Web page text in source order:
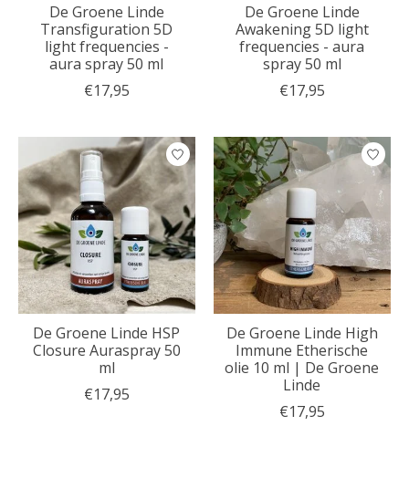
De Groene Linde
Transfiguration 5D
light frequencies -
aura spray 50 ml
€17,95
De Groene Linde
Awakening 5D light
frequencies - aura
spray 50 ml
€17,95
De Groene Linde HSP
Closure Auraspray 50
ml
€17,95
De Groene Linde High
Immune Etherische
olie 10 ml | De Groene
Linde
€17,95